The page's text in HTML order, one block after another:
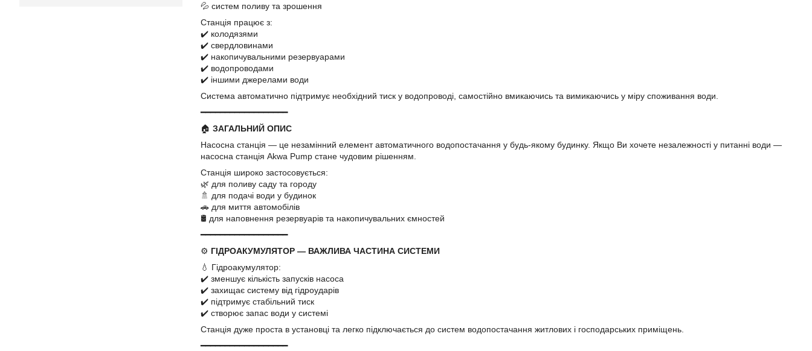
💦 систем поливу та зрошення
Станція працює з:
✔️ колодязями
✔️ свердловинами
✔️ накопичувальними резервуарами
✔️ водопроводами
✔️ іншими джерелами води
Система автоматично підтримує необхідний тиск у водопроводі, самостійно вмикаючись та вимикаючись у міру споживання води.
━━━━━━━━━━━━━━━━━━
🏠 ЗАГАЛЬНИЙ ОПИС
Насосна станція — це незамінний елемент автоматичного водопостачання у будь-якому будинку. Якщо Ви хочете незалежності у питанні води —
насосна станція Akwa Pump стане чудовим рішенням.
Станція широко застосовується:
🌿 для поливу саду та городу
🚿 для подачі води у будинок
🚗 для миття автомобілів
🛢️ для наповнення резервуарів та накопичувальних ємностей
━━━━━━━━━━━━━━━━━━
⚙️ ГІДРОАКУМУЛЯТОР — ВАЖЛИВА ЧАСТИНА СИСТЕМИ
💧 Гідроакумулятор:
✔️ зменшує кількість запусків насоса
✔️ захищає систему від гідроударів
✔️ підтримує стабільний тиск
✔️ створює запас води у системі
Станція дуже проста в установці та легко підключається до систем водопостачання житлових і господарських приміщень.
━━━━━━━━━━━━━━━━━━